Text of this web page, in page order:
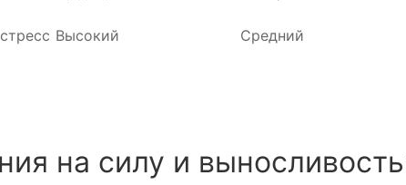
Высокий Средний
на силу и